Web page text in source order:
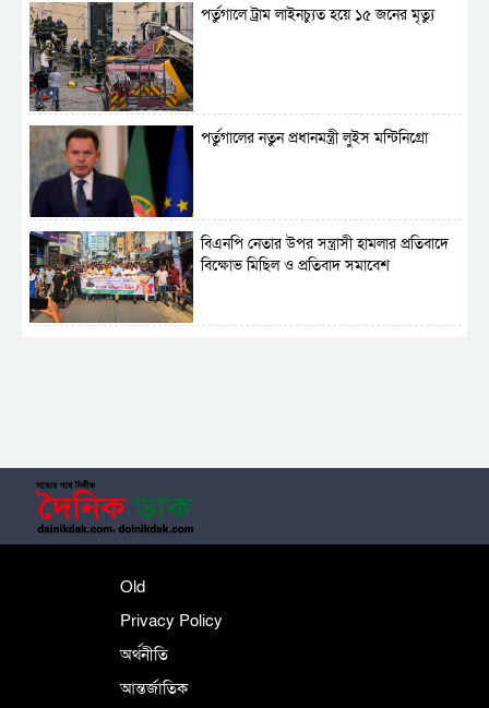
পর্তুগালে ট্রাম লাইনচ্যুত হয়ে ১৫ জনের মৃত্যু
পর্তুগালের নতুন প্রধানমন্ত্রী লুইস মন্টিনিগ্রো
বিএনপি নেতার উপর সন্ত্রাসী হামলার প্রতিবাদে
বিক্ষোভ মিছিল ও প্রতিবাদ সমাবেশ
Old
Privacy Policy
অর্থনীতি
আন্তর্জাতিক